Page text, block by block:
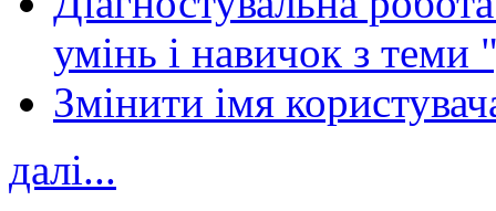
умінь і навичок з теми
Змінити імя
далі...